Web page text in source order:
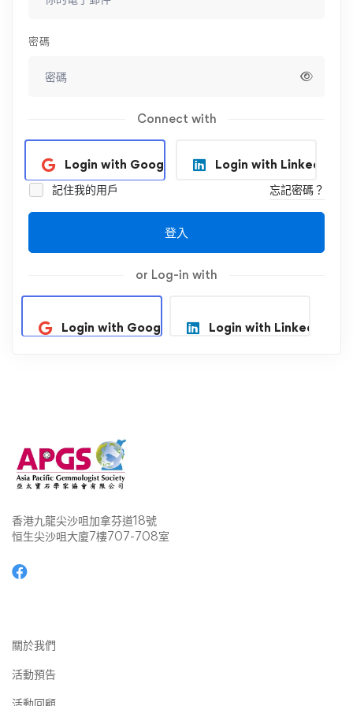
密碼
Connect with
Login with Google
Login with Linkedin
記住我的用戶
忘記密碼？
登入
or Log-in with
Login with Google Login with Linkedin
香港九龍尖沙咀加拿芬道18號
恒生尖沙咀大廈7樓707-708室
關於我們
活動預告